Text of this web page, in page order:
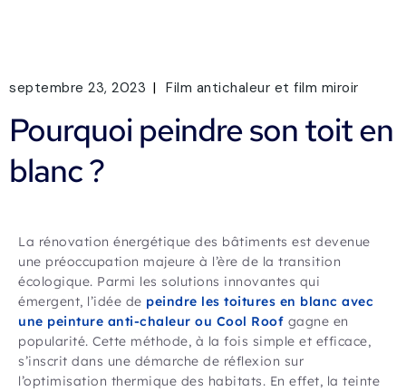
septembre 23, 2023 Film antichaleur et film miroir
Pourquoi peindre son toit en
blanc ?
La rénovation énergétique des bâtiments est devenue
une préoccupation majeure à l’ère de la transition
écologique. Parmi les solutions innovantes qui
émergent, l’idée de peindre les toitures en blanc avec
une peinture anti-chaleur ou Cool Roof gagne en
popularité. Cette méthode, à la fois simple et efficace,
s’inscrit dans une démarche de réflexion sur
l’optimisation thermique des habitats. En effet, la teinte